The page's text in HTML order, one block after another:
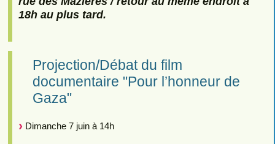
18h au plus tard.
Projection/Débat du film
documentaire "Pour l’honneur de
Gaza"
Dimanche 7 juin à 14h